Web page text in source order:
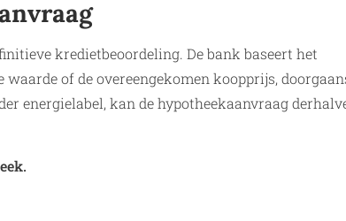
kredietbeoordeling. De bank baseert het
of de overeengekomen koopprijs,
energielabel, kan de hypotheekaanvraag